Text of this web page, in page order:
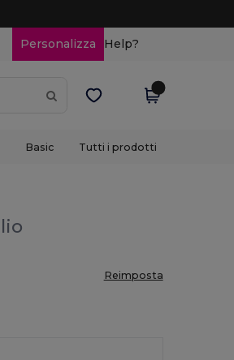
Personalizza Help?
Basic Tutti i prodotti
Reimposta